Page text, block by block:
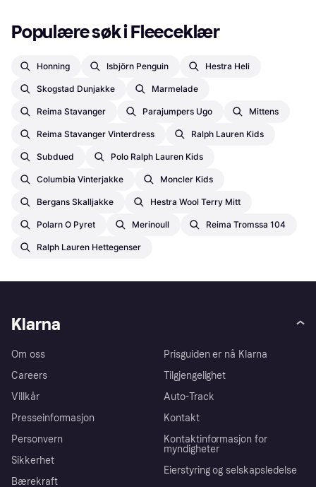
Populære søk i Fleeceklær
Honning Isbjörn Penguin Hestra Heli
Skogstad Dunjakke Marmelade
Reima Stavanger Parajumpers Ugo Mittens
Reima Stavanger Vinterdress Ralph Lauren Kids
Subdued Polo Ralph Lauren Kids
Columbia Vinterjakke Moncler Kids
Bergans Skalljakke Hestra Wool Terry Mitt
Polarn O Pyret Merinoull Reima Tromssa 104
Ralph Lauren Hettegenser
Klarna
Om oss
Careers
Villkår
Presseinformasjon
Personvern
Sikkerhet
Bærekraft
Prisguiden er nå Klarna
Tilgjengelighet
Auto-Track
Kontakt
Kontaktinformasjon for
myndigheter
Eierstyring og selskapsledelse